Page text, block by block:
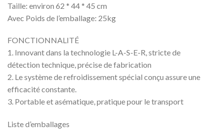
Taille: environ 62 * 44 * 45 cm
Avec Poids de l’emballage: 25kg
FONCTIONNALITÉ
1. Innovant dans la technologie L-A-S-E-R, stricte de
détection technique, précise de fabrication
2. Le système de refroidissement spécial conçu assure une
efficacité constante.
3. Portable et asématique, pratique pour le transport
Liste d’emballages